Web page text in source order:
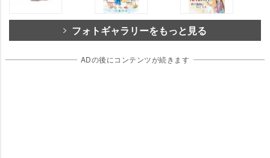
フォトギャラリーをもっと見る
ADの後にコンテンツが続きます